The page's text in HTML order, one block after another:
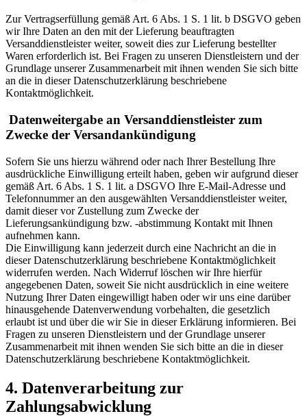
Zur Vertragserfüllung gemäß Art. 6 Abs. 1 S. 1 lit. b DSGVO geben
wir Ihre Daten an den mit der Lieferung beauftragten
Versanddienstleister weiter, soweit dies zur Lieferung bestellter
Waren erforderlich ist. Bei Fragen zu unseren Dienstleistern und der
Grundlage unserer Zusammenarbeit mit ihnen wenden Sie sich bitte
an die in dieser Datenschutzerklärung beschriebene
Kontaktmöglichkeit.
Datenweitergabe an Versanddienstleister zum
Zwecke der Versandankündigung
Sofern Sie uns hierzu während oder nach Ihrer Bestellung Ihre
ausdrückliche Einwilligung erteilt haben, geben wir aufgrund dieser
gemäß Art. 6 Abs. 1 S. 1 lit. a DSGVO Ihre E-Mail-Adresse und
Telefonnummer an den ausgewählten Versanddienstleister weiter,
damit dieser vor Zustellung zum Zwecke der
Lieferungsankündigung bzw. -abstimmung Kontakt mit Ihnen
aufnehmen kann.
Die Einwilligung kann jederzeit durch eine Nachricht an die in
dieser Datenschutzerklärung beschriebene Kontaktmöglichkeit
widerrufen werden. Nach Widerruf löschen wir Ihre hierfür
angegebenen Daten, soweit Sie nicht ausdrücklich in eine weitere
Nutzung Ihrer Daten eingewilligt haben oder wir uns eine darüber
hinausgehende Datenverwendung vorbehalten, die gesetzlich
erlaubt ist und über die wir Sie in dieser Erklärung informieren. Bei
Fragen zu unseren Dienstleistern und der Grundlage unserer
Zusammenarbeit mit ihnen wenden Sie sich bitte an die in dieser
Datenschutzerklärung beschriebene Kontaktmöglichkeit.
4. Datenverarbeitung zur
Zahlungsabwicklung